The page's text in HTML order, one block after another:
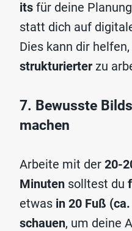
its für deine
statt dich auf
Dies kann dir helfen,
strukturierter zu
7. Bewusste
machen
Arbeite mit der 20-
Minuten solltest du
etwas in 20 Fuß
schauen, um deine